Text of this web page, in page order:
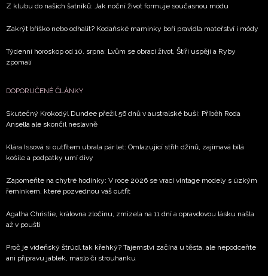
Z klubu do našich šatníků: Jak noční život formuje současnou módu
Zakrýt bříško nebo odhalit? Kodaňské maminky boří pravidla mateřství i módy
Týdenní horoskop od 10. srpna: Lvům se obrací život, Štíři uspějí a Ryby
zpomalí
DOPORUČENÉ ČLÁNKY
Skutečný Krokodýl Dundee přežil 56 dnů v australské buši: Příběh Roda
Ansella ale skončil neslavně
Klára Issová si outfitem ubrala pár let: Omlazující střih džínů, zajímavá bílá
košile a podpatky umí divy
Zapomeňte na chytré hodinky: V roce 2026 se vrací vintage modely s úzkým
řemínkem, které pozvednou váš outfit
Agatha Christie, královna zločinu, zmizela na 11 dní a opravdovou lásku našla
až v poušti
Proč je vídeňský štrúdl tak křehký? Tajemství začíná u těsta, ale nepodceňte
ani přípravu jablek, máslo či strouhanku